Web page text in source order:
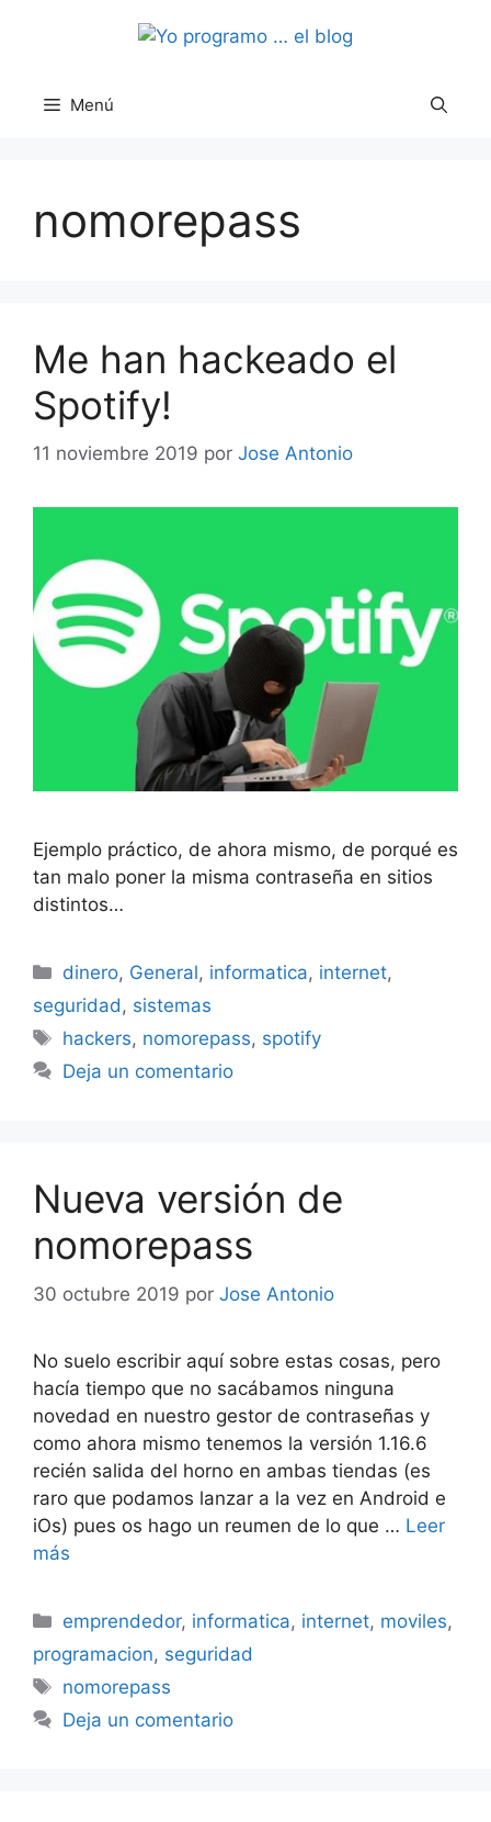
Menú
nomorepass
Me han hackeado el
Spotify!
11 noviembre 2019 por Jose Antonio
Ejemplo práctico, de ahora mismo, de porqué es
tan malo poner la misma contraseña en sitios
distintos…
Categorías
dinero, General, informatica, internet,
seguridad, sistemas
Etiquetas
hackers, nomorepass, spotify
Deja un comentario
Nueva versión de
nomorepass
30 octubre 2019 por Jose Antonio
No suelo escribir aquí sobre estas cosas, pero
hacía tiempo que no sacábamos ninguna
novedad en nuestro gestor de contraseñas y
como ahora mismo tenemos la versión 1.16.6
recién salida del horno en ambas tiendas (es
raro que podamos lanzar a la vez en Android e
iOs) pues os hago un reumen de lo que … Leer
más
Categorías
emprendedor, informatica, internet, moviles,
programacion, seguridad
Etiquetas
nomorepass
Deja un comentario